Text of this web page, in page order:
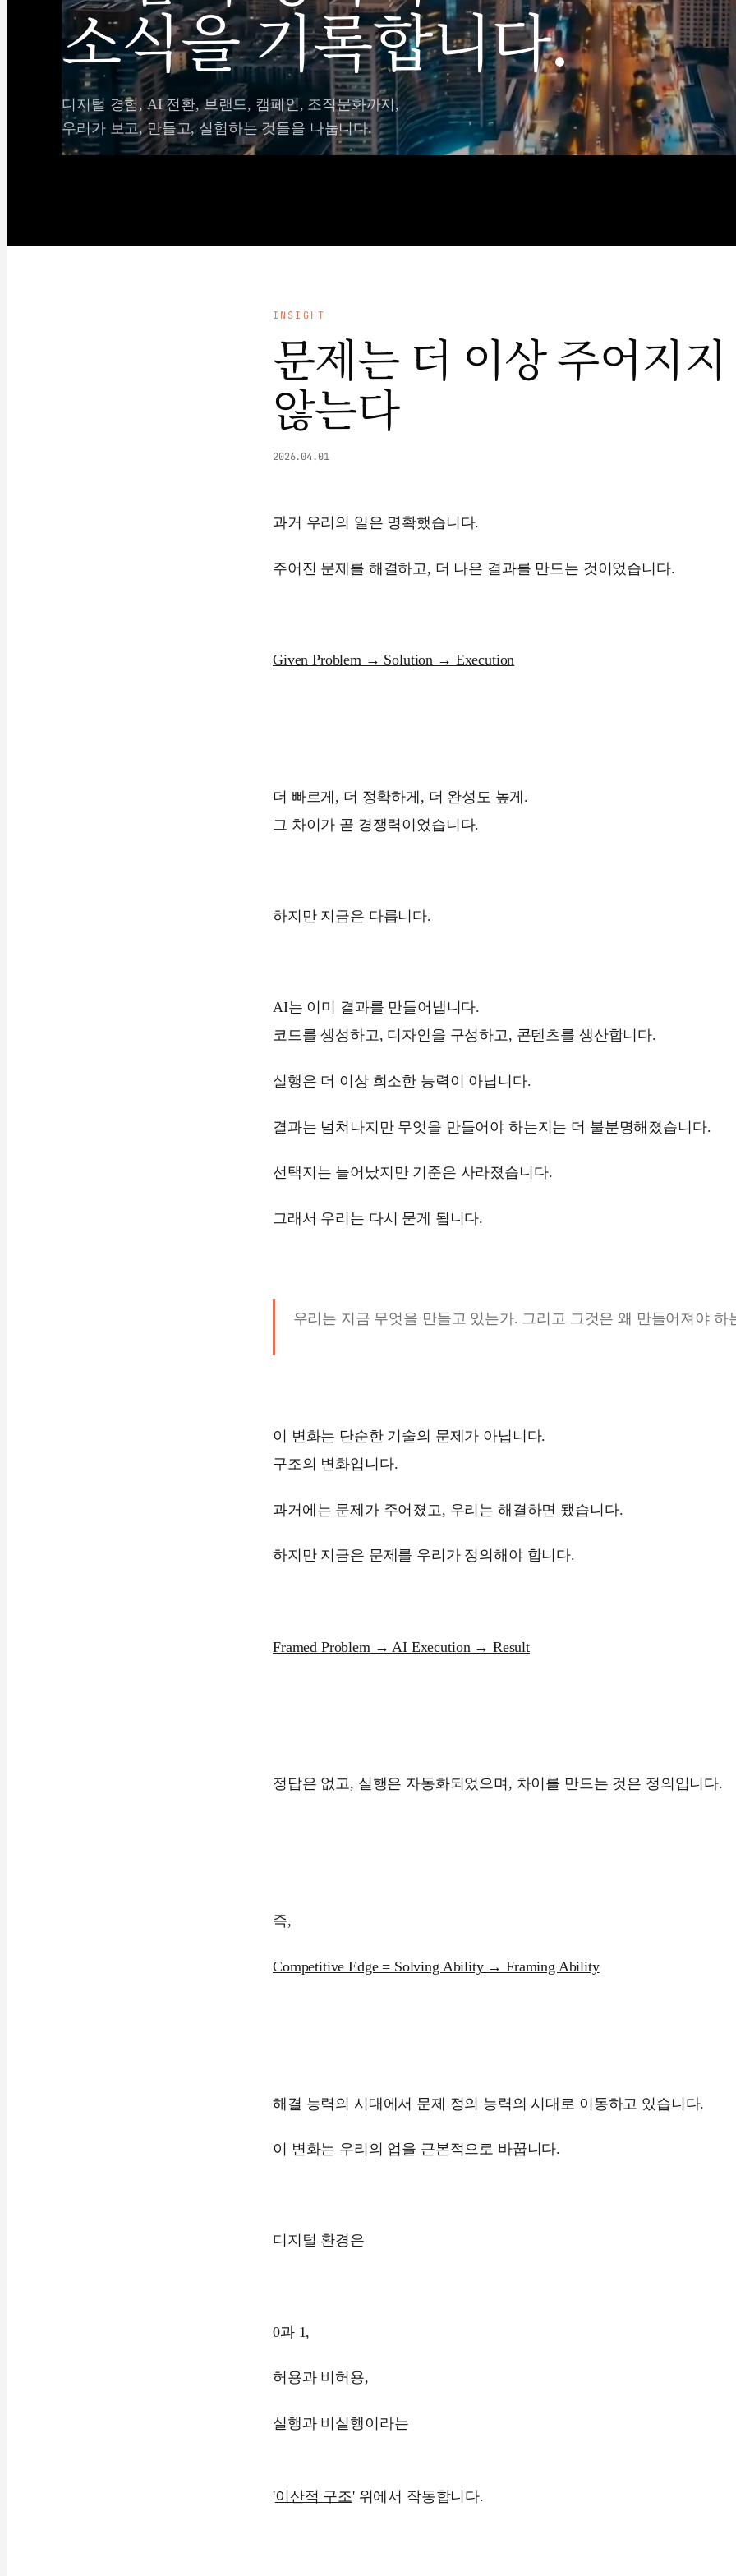
소식을 기록합니다.
디지털 경험, AI 전환, 브랜드, 캠페인, 조직문화까지,
우리가 보고, 만들고, 실험하는 것들을 나눕니다.
INSIGHT
문제는 더 이상 주어지지
않는다
2026.04.01
과거 우리의 일은 명확했습니다.
주어진 문제를 해결하고, 더 나은 결과를 만드는 것이었습니다.
Given Problem → Solution → Execution
더 빠르게, 더 정확하게, 더 완성도 높게.
그 차이가 곧 경쟁력이었습니다.
하지만 지금은 다릅니다.
AI는 이미 결과를 만들어냅니다.
코드를 생성하고, 디자인을 구성하고, 콘텐츠를 생산합니다.
실행은 더 이상 희소한 능력이 아닙니다.
결과는 넘쳐나지만 무엇을 만들어야 하는지는 더 불분명해졌습니다.
선택지는 늘어났지만 기준은 사라졌습니다.
그래서 우리는 다시 묻게 됩니다.
우리는 지금 무엇을 만들고 있는가. 그리고 그것은 왜 만들어져야 하
이 변화는 단순한 기술의 문제가 아닙니다.
구조의 변화입니다.
과거에는 문제가 주어졌고, 우리는 해결하면 됐습니다.
하지만 지금은 문제를 우리가 정의해야 합니다.
Framed Problem → AI Execution → Result
정답은 없고, 실행은 자동화되었으며, 차이를 만드는 것은 정의입니다.
즉,
Competitive Edge = Solving Ability → Framing Ability
해결 능력의 시대에서 문제 정의 능력의 시대로 이동하고 있습니다.
이 변화는 우리의 업을 근본적으로 바꿉니다.
디지털 환경은
0과 1,
허용과 비허용,
실행과 비실행이라는
'이산적 구조' 위에서 작동합니다.